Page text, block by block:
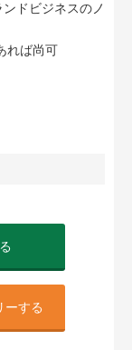
ドビジネスのノ
れば尚可
ーする